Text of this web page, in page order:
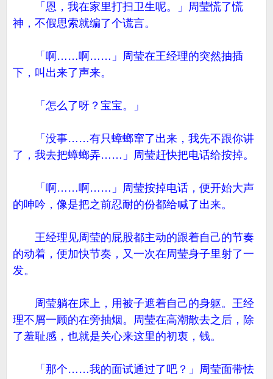
「恩，我在家里打扫卫生呢。」周莹慌了慌
神，不假思索就编了个谎言。
「啊……啊……」周莹在王经理的突然抽插
下，叫出来了声来。
「怎么了呀？宝宝。」
「没事……有只蟑螂窜了出来，我先不跟你讲
了，我去把蟑螂弄……」周莹赶快把电话给按掉。
「啊……啊……」周莹按掉电话，便开始大声
的呻吟，像是把之前忍耐的份都给喊了出来。
王经理见周莹的屁股都主动的跟着自己的节奏
的动着，便加快节奏，又一次在周莹身子里射了一
发。
周莹躺在床上，用被子遮着自己的身躯。王经
理不屑一顾的在旁抽烟。周莹在高潮散去之后，除
了羞耻感，也就是关心来这里的初衷，钱。
「那个……我的面试通过了吧？」周莹面带怯